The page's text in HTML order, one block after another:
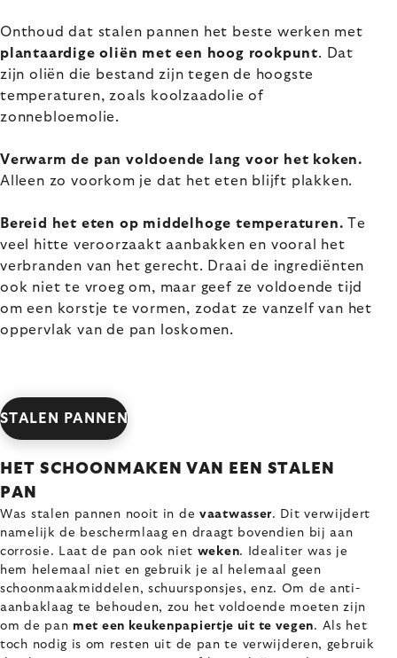
Onthoud dat stalen pannen het beste werken met
plantaardige oliën met een hoog rookpunt. Dat
zijn oliën die bestand zijn tegen de hoogste
temperaturen, zoals koolzaadolie of
zonnebloemolie.
Verwarm de pan voldoende lang voor het koken.
Alleen zo voorkom je dat het eten blijft plakken.
Bereid het eten op middelhoge temperaturen. Te
veel hitte veroorzaakt aanbakken en vooral het
verbranden van het gerecht. Draai de ingrediënten
ook niet te vroeg om, maar geef ze voldoende tijd
om een korstje te vormen, zodat ze vanzelf van het
oppervlak van de pan loskomen.
STALEN PANNEN
HET SCHOONMAKEN VAN EEN STALEN
PAN
Was stalen pannen nooit in de vaatwasser. Dit verwijdert
namelijk de beschermlaag en draagt bovendien bij aan
corrosie. Laat de pan ook niet weken. Idealiter was je
hem helemaal niet en gebruik je al helemaal geen
schoonmaakmiddelen, schuursponsjes, enz. Om de anti-
aanbaklaag te behouden, zou het voldoende moeten zijn
om de pan met een keukenpapiertje uit te vegen. Als het
toch nodig is om resten uit de pan te verwijderen, gebruik